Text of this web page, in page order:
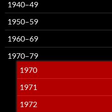
1940–49
1950–59
1960–69
1970–79
1970
1971
1972